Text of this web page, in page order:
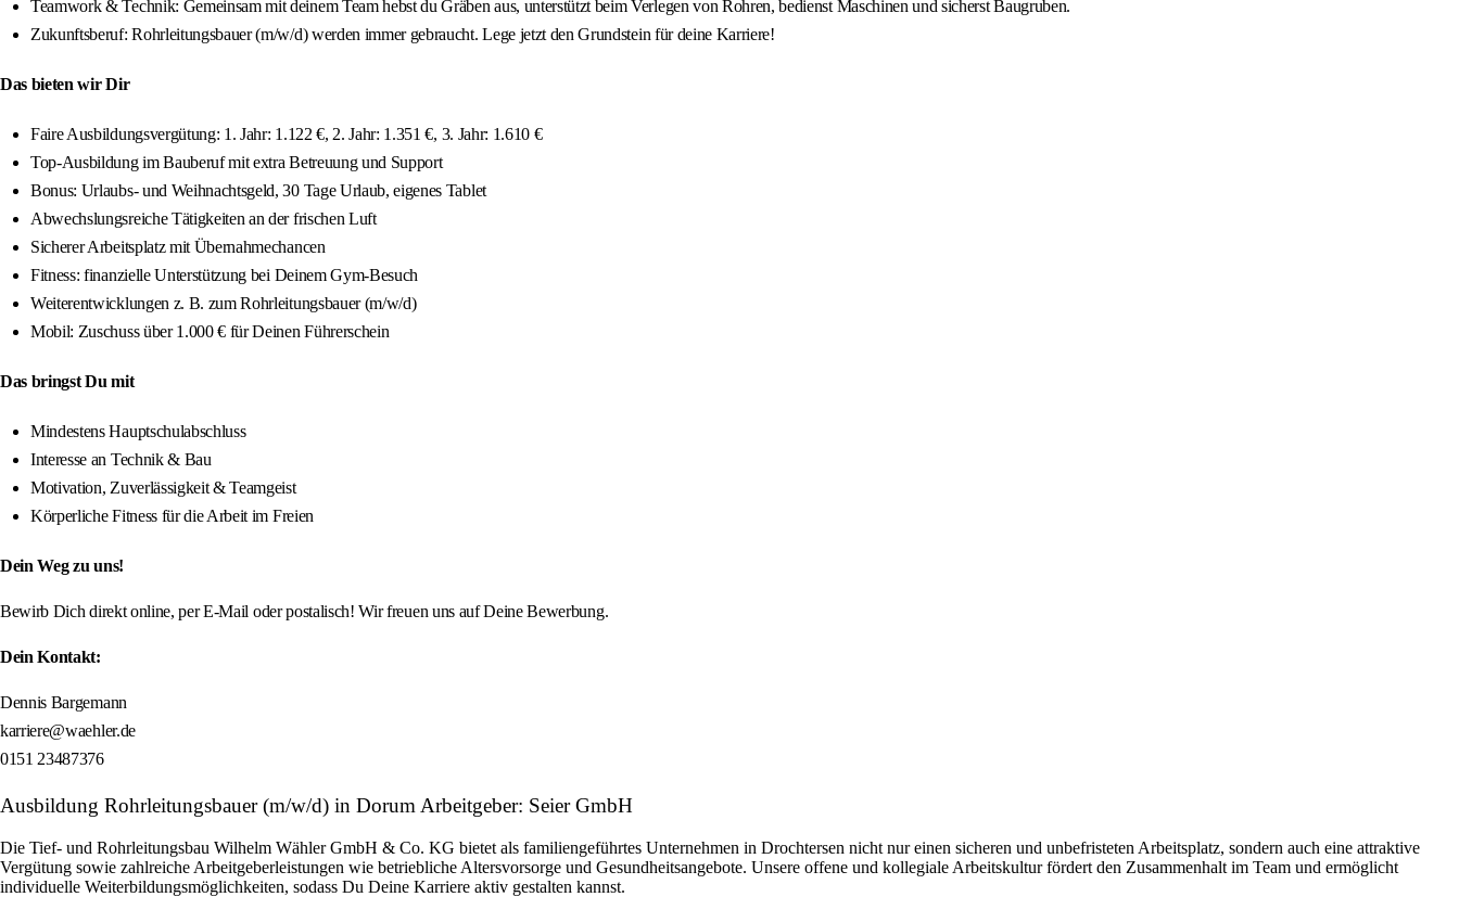
Teamwork & Technik: Gemeinsam mit deinem Team hebst du Gräben aus, unterstützt beim Verlegen von Rohren, bedienst Maschinen und sicherst Baugruben.
Zukunftsberuf: Rohrleitungsbauer (m/w/d) werden immer gebraucht. Lege jetzt den Grundstein für deine Karriere!
Das bieten wir Dir
Faire Ausbildungsvergütung: 1. Jahr: 1.122 €, 2. Jahr: 1.351 €, 3. Jahr: 1.610 €
Top-Ausbildung im Bauberuf mit extra Betreuung und Support
Bonus: Urlaubs- und Weihnachtsgeld, 30 Tage Urlaub, eigenes Tablet
Abwechslungsreiche Tätigkeiten an der frischen Luft
Sicherer Arbeitsplatz mit Übernahmechancen
Fitness: finanzielle Unterstützung bei Deinem Gym-Besuch
Weiterentwicklungen z. B. zum Rohrleitungsbauer (m/w/d)
Mobil: Zuschuss über 1.000 € für Deinen Führerschein
Das bringst Du mit
Mindestens Hauptschulabschluss
Interesse an Technik & Bau
Motivation, Zuverlässigkeit & Teamgeist
Körperliche Fitness für die Arbeit im Freien
Dein Weg zu uns!
Bewirb Dich direkt online, per E-Mail oder postalisch! Wir freuen uns auf Deine Bewerbung.
Dein Kontakt:
Dennis Bargemann
karriere@waehler.de
0151 23487376
Ausbildung Rohrleitungsbauer (m/w/d) in Dorum Arbeitgeber: Seier GmbH
Die Tief- und Rohrleitungsbau Wilhelm Wähler GmbH & Co. KG bietet als familiengeführtes Unternehmen in Drochtersen nicht nur einen sicheren und unbefristeten Arbeitsplatz, sondern auch eine attraktive
Vergütung sowie zahlreiche Arbeitgeberleistungen wie betriebliche Altersvorsorge und Gesundheitsangebote. Unsere offene und kollegiale Arbeitskultur fördert den Zusammenhalt im Team und ermöglicht
individuelle Weiterbildungsmöglichkeiten, sodass Du Deine Karriere aktiv gestalten kannst.